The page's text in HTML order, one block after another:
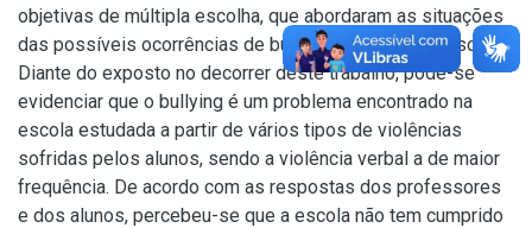
objetivas de múltipla escolha, que abordaram as situações
das possíveis ocorrências de bullying no ambiente escolar.
Diante do exposto no decorrer deste trabalho, pôde-se
evidenciar que o bullying é um problema encontrado na
escola estudada a partir de vários tipos de violências
sofridas pelos alunos, sendo a violência verbal a de maior
frequência. De acordo com as respostas dos professores
e dos alunos, percebeu-se que a escola não tem cumprido